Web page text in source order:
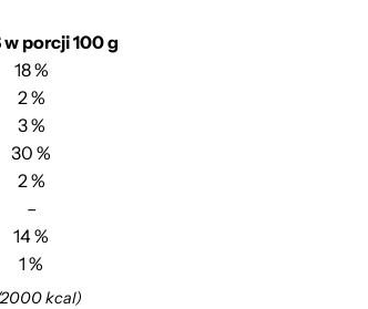
w porcji 100 g
18 %
2 %
3 %
30 %
2 %
–
14 %
1 %
2000 kcal)